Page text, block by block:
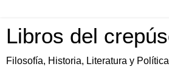
Libros del
Filosofía, Historia, Literatura y Política